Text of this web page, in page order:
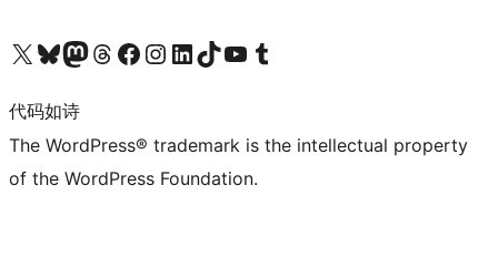
关注我们的 X（原 Twitter）账号访问我们的 Bluesky 账号关注我们的 Mastodon 账号访问我们的 Threads 账号 访问我们的 Facebook 公共主页关注我们的 Instagram 账号 关注我们的 LinkedIn 主页访问我们的 TikTok 账号访问我们的 YouTube 频道 访问我们的 Tumblr 账号
代码如诗
The WordPress® trademark is the intellectual property
of the WordPress Foundation.